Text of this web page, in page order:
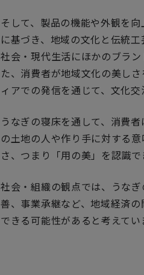
そして、製品の機能や外観を
に基づき、地域の文化と伝統
社会・現代生活にほかのブラ
た、消費者が地域文化の美し
ィアでの発信を通じて、文化交
うなぎの寝床を通して、消費
の土地の人や作り手に対する
さ、つまり「用の美」を認識で
社会・組織の観点では、うな
善、事業承継など、地域経済
できる可能性があると考えてい